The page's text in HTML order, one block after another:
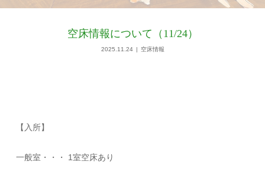
空床情報について（11/24）
2025.11.24 空床情報
【入所】
一般室・・・ 1室空床あり